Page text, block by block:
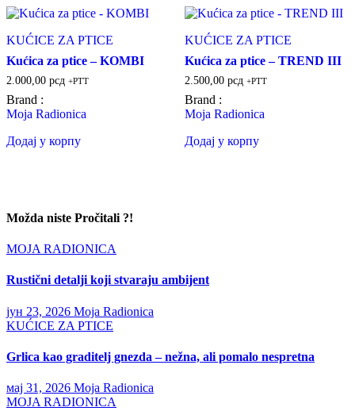
KUĆICE ZA PTICE
Kućica za ptice – KOMBI
2.000,00 рсд +PTT
Brand :
Moja Radionica
Додај у корпу
KUĆICE ZA PTICE
Kućica za ptice – TREND III
2.500,00 рсд +PTT
Brand :
Moja Radionica
Додај у корпу
Možda niste Pročitali ?!
MOJA RADIONICA
Rustični detalji koji stvaraju ambijent
јун 23, 2026 Moja Radionica
KUĆICE ZA PTICE
Grlica kao graditelj gnezda – nežna, ali pomalo nespretna
мај 31, 2026 Moja Radionica
MOJA RADIONICA